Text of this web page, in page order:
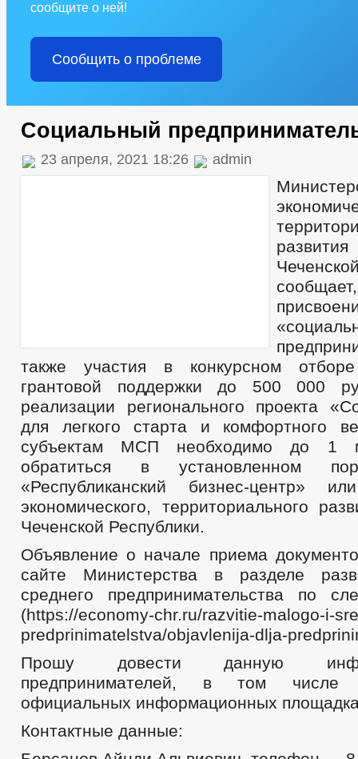
сообщите о ней!
Сообщить о проблеме
Социальный
23 апреля, 2021 18:26 admin
также участия в конкурсном
грантовой поддержки до 500 000
реализации регионального проекта
для легкого старта и комфортного
субъектам МСП необходимо до 1
обратиться в установленном
«Республиканский бизнес-центр»
экономического, территориального
Чеченской Республики.
Объявление о начале приема
сайте Министерства в разделе
среднего предпринимательства по
(https://economy-chr.ru/razvitie-malogo-i-
predprinimatelstva/objavlenija-dlja-
Прошу довести данную
предпринимателей, в том числе
официальных информационных
Контактные данные: